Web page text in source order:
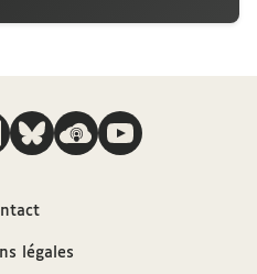
expugnatum
Camillus Le Tellier
légales